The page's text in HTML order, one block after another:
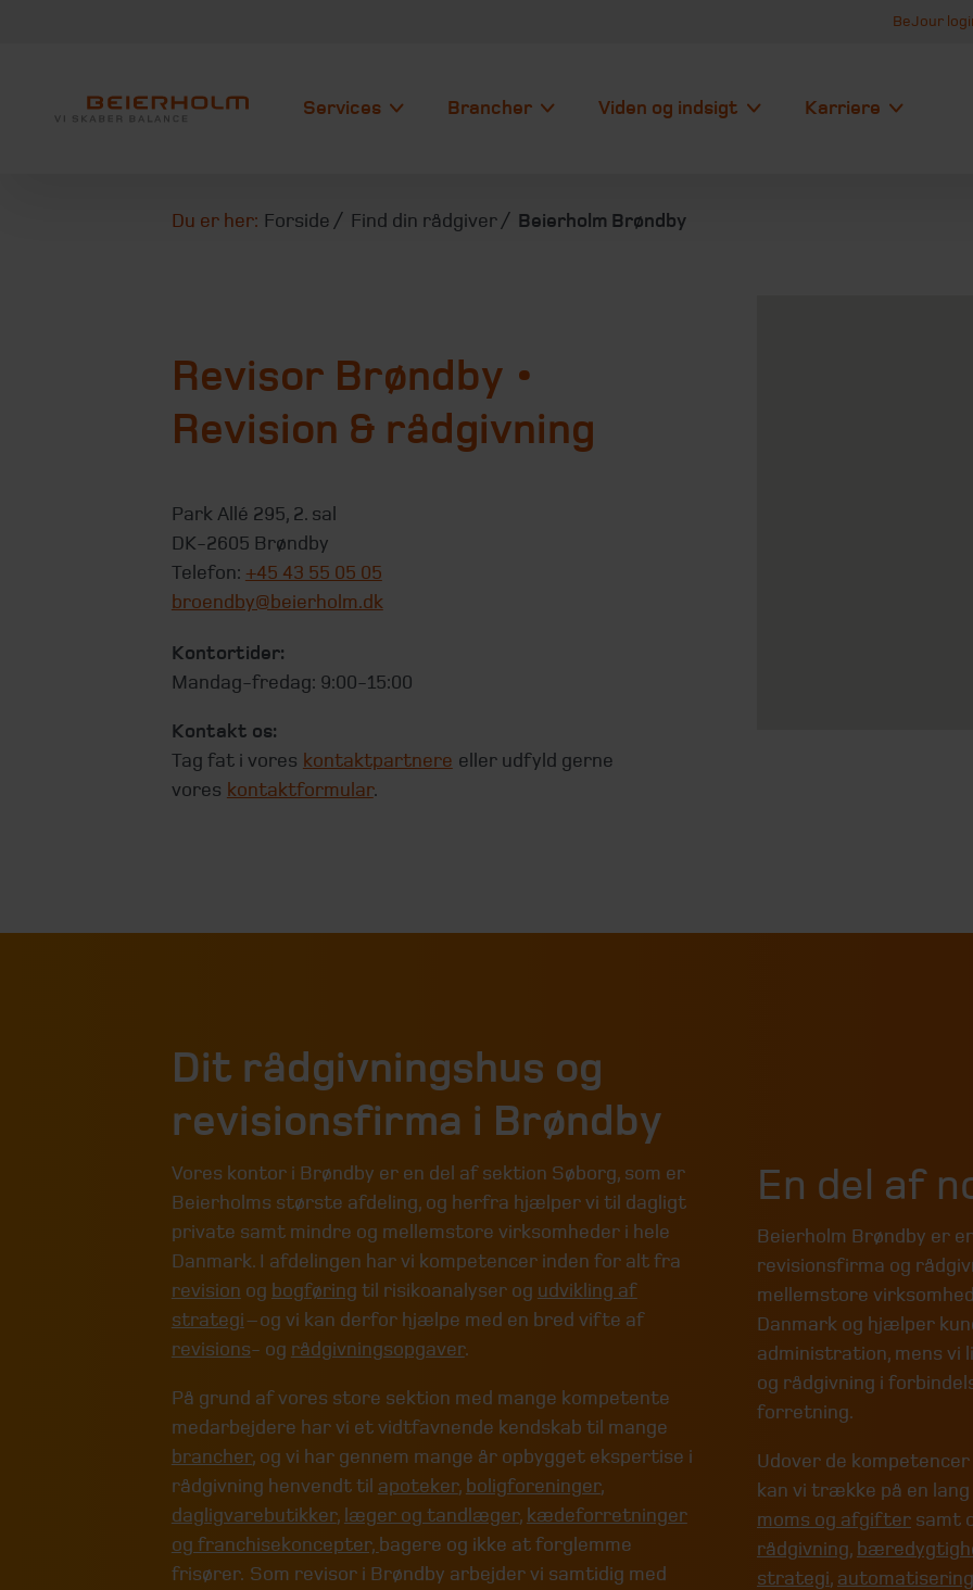
BeJour
Services Brancher Viden og indsigt Karriere
Du er her: Forside Find din rådgiver Beierholm Brøndby
Revisor Brøndby •
Revision & rådgivning
Park Allé 295, 2. sal
DK-2605 Brøndby
Telefon: +45 43 55 05 05
broendby@beierholm.dk
Kontortider:
Mandag-fredag: 9:00-15:00
Kontakt os:
Tag fat i vores kontaktpartnere eller udfyld gerne
vores kontaktformular.
Dit rådgivningshus og
revisionsfirma i Brøndby
Vores kontor i Brøndby er en del af sektion Søborg, som er
Beierholms største afdeling, og herfra hjælper vi til dagligt
private samt mindre og mellemstore virksomheder i hele
Danmark. I afdelingen har vi kompetencer inden for alt fra
revision og bogføring til risikoanalyser og udvikling af
strategi– og vi kan derfor hjælpe med en bred vifte af
revisions- og rådgivningsopgaver.
På grund af vores store sektion med mange kompetente
medarbejdere har vi et vidtfavnende kendskab til mange
brancher, og vi har gennem mange år opbygget ekspertise i
rådgivning henvendt til apoteker, boligforeninger,
dagligvarebutikker, læger og tandlæger, kædeforretninger
og franchisekoncepter, bagere og ikke at forglemme
frisører. Som revisor i Brøndby arbejder vi samtidig med
En del af
Beierholm Brøndby er
revisionsfirma og
mellemstore
Danmark og hjælper
administration, mens vi
og rådgivning i
forretning.
Udover de
kan vi trække på en
moms og afgiftersamt
rådgivning,
strategi,